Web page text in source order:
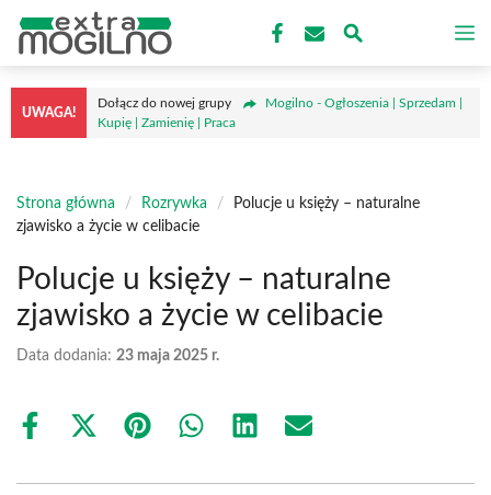
treści
UWAGA!
Dołącz do nowej grupy
Mogilno - Ogłoszenia | Sprzedam |
Kupię | Zamienię | Praca
Strona główna / Rozrywka /
Polucje u księży – naturalne
zjawisko a życie w celibacie
Polucje u księży – naturalne
zjawisko a życie w celibacie
Data dodania: 23 maja 2025 r.
Share
Share
(Twitter)
Share Share Share Share